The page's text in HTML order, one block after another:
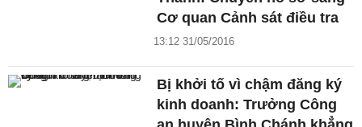
Cơ quan Cảnh sát điều tra
13:12 31/05/2016
Bị khởi tố vì chậm đăng ký
kinh doanh: Trưởng Công